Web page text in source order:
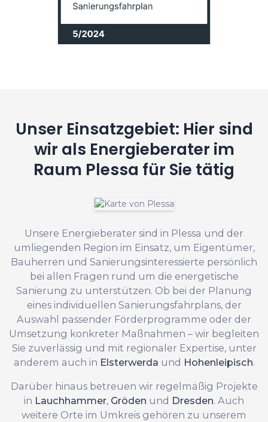
Unser Einsatzgebiet: Hier sind
wir als Energieberater im
Raum Plessa für Sie tätig
Unsere Energieberater sind in Plessa und der
umliegenden Region im Einsatz, um Eigentümer,
Bauherren und Sanierungsinteressierte persönlich
bei allen Fragen rund um die energetische
Sanierung zu unterstützen. Ob bei der Planung
eines individuellen Sanierungsfahrplans, der
Auswahl passender Förderprogramme oder der
Umsetzung konkreter Maßnahmen – wir begleiten
Sie zuverlässig und mit regionaler Expertise, unter
anderem auch in Elsterwerda und Hohenleipisch.
Darüber hinaus betreuen wir regelmäßig Projekte
in Lauchhammer, Gröden und Dresden. Auch
weitere Orte im Umkreis gehören zu unserem